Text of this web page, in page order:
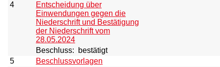
4
Entscheidung über
Einwendungen gegen die
Niederschrift und Bestätigung
der Niederschrift vom
28.05.2024
Beschluss:
bestätigt
5
Beschlussvorlagen